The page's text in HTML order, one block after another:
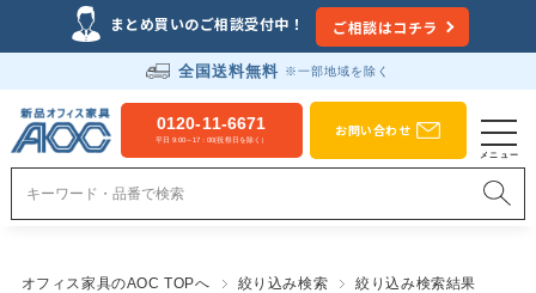
まとめ買いのご相談受付中！ ご相談はコチラ
全国送料無料 ※一部地域を除く
0120-11-6671
平日 9:00～17：00(祝祭日を除く）
お問い合わせ
オフィス家具のAOC TOPへ 絞り込み検索 絞り込み検索結果